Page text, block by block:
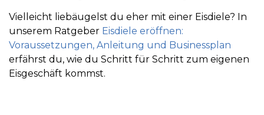
Vielleicht liebäugelst du eher mit einer Eisdiele? In
unserem Ratgeber Eisdiele eröffnen:
Voraussetzungen, Anleitung und Businessplan
erfährst du, wie du Schritt für Schritt zum eigenen
Eisgeschäft kommst.